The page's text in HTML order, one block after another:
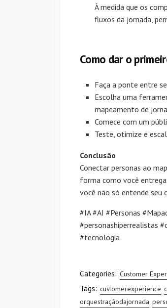
À medida que os
fluxos da jornada,
Como dar o
Faça a ponte entre
Escolha uma
mapeamento de
Comece com um
Teste, otimize e
Conclusão
Conectar personas ao
forma como você entrega
você não só entende seu
#IA #AI #Personas
#personashiperrealistas
#tecnologia
Categories: Customer
Tags: customerexperience
orquestraçãodajornada